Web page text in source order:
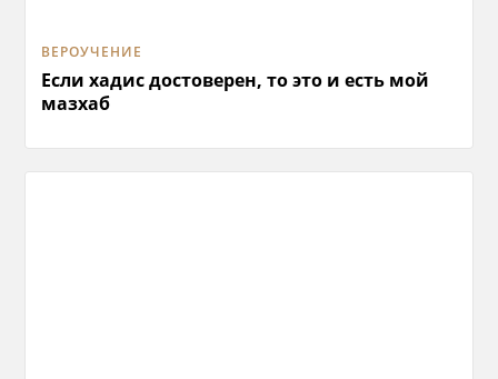
ВЕРОУЧЕНИЕ
Если хадис достоверен, то это и есть мой
мазхаб